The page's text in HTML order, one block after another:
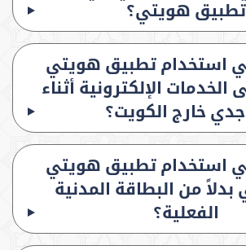
تطبيق هويتي؟
استخدام تطبيق هويتي
الخدمات الإلكترونية أثناء
خارج الكويت؟
استخدام تطبيق هويتي
بدلاً من البطاقة المدنية
الفعلية؟